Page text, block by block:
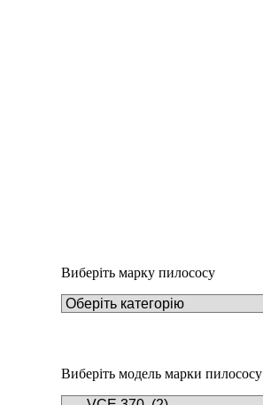
Виберіть марку пилососу
Виберіть модель марки пилососу